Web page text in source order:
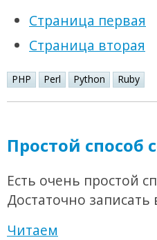
Страница первая
Страница вторая
PHP Perl Python Ruby
Простой способ
Есть очень простой
Достаточно записать
Читаем